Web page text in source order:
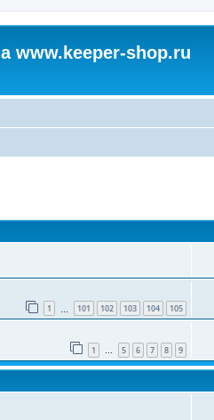
www.keeper-shop.ru
1 101 102 103 104 105
1 … 5 6 7 8 9